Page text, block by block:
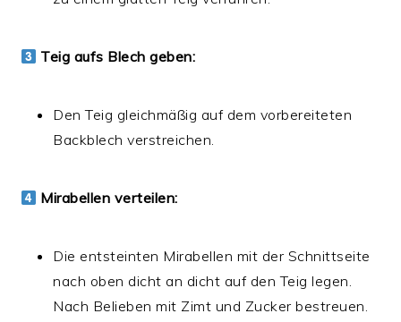
Teig aufs Blech geben:
Den Teig gleichmäßig auf dem vorbereiteten
Backblech verstreichen.
Mirabellen verteilen:
Die entsteinten Mirabellen mit der Schnittseite
nach oben dicht an dicht auf den Teig legen.
Nach Belieben mit Zimt und Zucker bestreuen.